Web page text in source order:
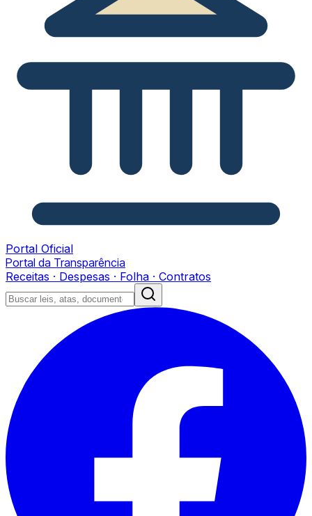
Portal Oficial
Portal da Transparência
Receitas · Despesas · Folha · Contratos